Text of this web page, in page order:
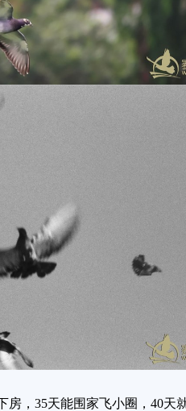
，35天能围家飞小圈，40天